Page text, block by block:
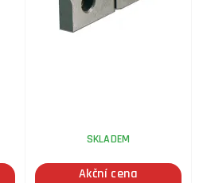
SKLADEM
Akční cena